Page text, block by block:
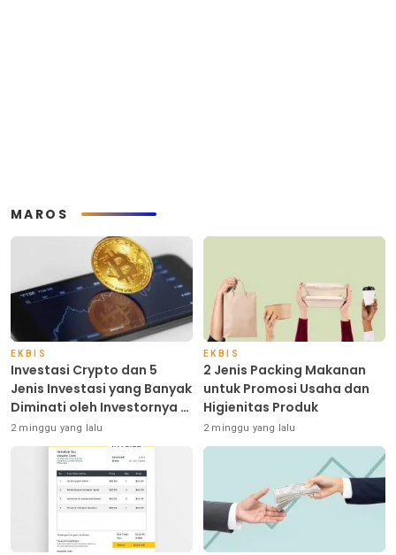
MAROS
EKBIS
Investasi Crypto dan 5
Jenis Investasi yang Banyak
Diminati oleh Investornya di
Indonesia
2 minggu yang lalu
EKBIS
2 Jenis Packing Makanan
untuk Promosi Usaha dan
Higienitas Produk
2 minggu yang lalu